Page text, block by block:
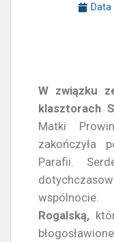
Data
W związku
klasztorach
Matki
zakończyła
Parafii.
Rogalską,